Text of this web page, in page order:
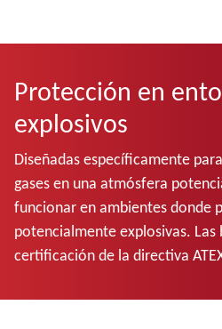
Protección en
explosivos
Diseñadas específicamente
gases en una atmósfera
funcionar en ambientes donde
potencialmente explosivas.
certificación de la directiva